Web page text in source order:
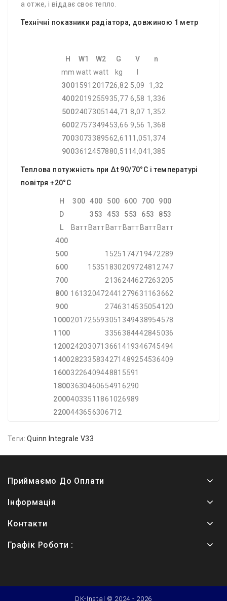
а отже, і віддає своє тепло.
Технічні показники радіатора, довжиною 1 метр
H W1 W2 G V
n
mm watt watt kg
3001591 201726,82 5,09
1,32
4002019255935,77 6,58 1,336
50024073051 44,71 8,07 1,352
6002757349453,66 9,56 1,368
7003073389562,61 11,051,374
9003612457880,51 14,041,385
Теплова потужність при Δt 90/70°C і температурі
повітря +20°С
H 300 400 500 600 700
900
D
353 453 553 653
853
L
Ватт Ватт Ватт Ватт Ватт Ватт
400
500
1525174719472289
600
1535183020972481 2747
700
2136244627263205
800 161320472441 279631163662
900
2746314535054120
1000201725593051 349438954578
1100
3356384442845036
120024203071 3661 419346745494
1400282335834271 489254536409
1600322640944881 5591
1800363046065491 6290
20004033511861026989
2200443656306712
Теги:Quinn Integrale V33
Приймаємо До Оплати
Інформація
Контакти
Графік Роботи :
DK-Instal © 2024 - 2026